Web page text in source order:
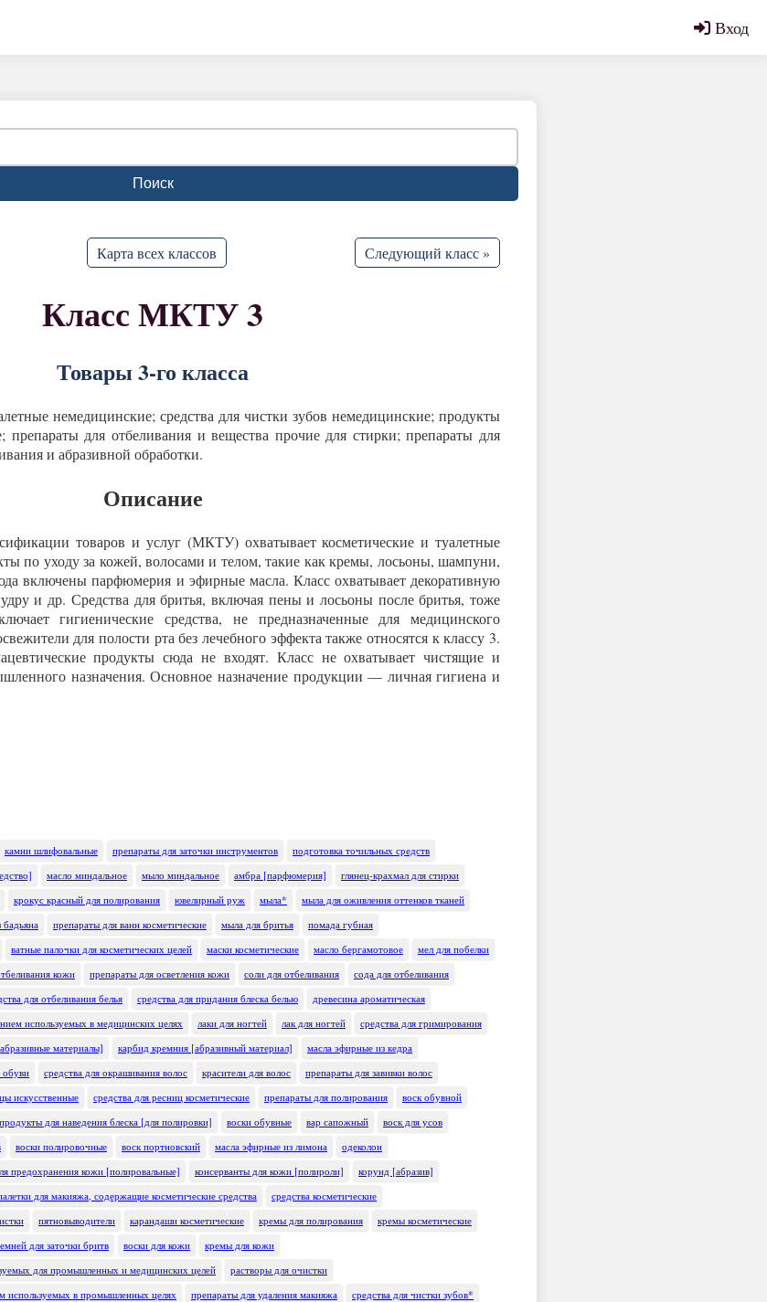
Вход
Поиск
Карта всех классов Следующий класс »
Класс МКТУ 3
Товары 3-го класса
немедицинские; средства для чистки зубов немедицинские; продукты
для отбеливания и вещества прочие для стирки; препараты для
и абразивной обработки.
Описание
товаров и услуг (МКТУ) охватывает косметические и туалетные
по уходу за кожей, волосами и телом, такие как кремы, лосьоны, шампуни,
включены парфюмерия и эфирные масла. Класс охватывает декоративную
и др. Средства для бритья, включая пены и лосьоны после бритья, тоже
гигиенические средства, не предназначенные для медицинского
для полости рта без лечебного эффекта также относятся к классу 3.
продукты сюда не входят. Класс не охватывает чистящие и
назначения. Основное назначение продукции — личная гигиена и
камни шлифовальные препараты для заточки инструментов
подготовка точильных средств
масло миндальное мыло миндальное амбра [парфюмерия]
глянец-крахмал для стирки
крокус красный для полирования ювелирный руж мыла*
мыла для оживления оттенков тканей
бадьяна препараты для ванн косметические мыла для бритья
помада губная
ватные палочки для косметических целей маски косметические масло бергамотовое
мел для побелки
кожи препараты для осветления кожи соли для отбеливания
сода для отбеливания
для отбеливания белья средства для придания блеска белью
древесина ароматическая
используемых в медицинских целях
лаки для ногтей лак для ногтей
средства для гримирования
материалы] карбид кремния [абразивный материал]
масла эфирные из кедра
обуви средства для окрашивания волос красители для волос
препараты для завивки волос
искусственные средства для ресниц косметические препараты для полирования
воск обувной
продукты для наведения блеска [для полировки] воски обувные вар сапожный
воск для усов
воски полировочные воск портновский масла эфирные из лимона
одеколон
предохранения кожи [полировальные] консерванты для кожи [полироли]
корунд [абразив]
для макияжа, содержащие косметические средства
средства косметические
пятновыводители карандаши косметические кремы для полирования
кремы косметические
для заточки бритв воски для кожи
кремы для кожи
для промышленных и медицинских целей
растворы для очистки
используемых в промышленных целях
препараты для удаления макияжа
средства для чистки зубов*